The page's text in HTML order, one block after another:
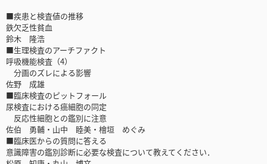
■疾患と検査値の推移
鉄欠乏性貧血
鈴木 隆浩
■生理検査のアーチファクト
呼吸機能検査（4）
分画のズレによる影響
佐野 成雄
■臨床検査のピットフォール
尿検査における癌細胞の同定
反応性細胞との鑑別に注意
佐伯 勇輔・山中 睦美・檜垣 めぐみ
■臨床医からの質問に答える
意識障害の鑑別診断に必要な検査について教えてください．